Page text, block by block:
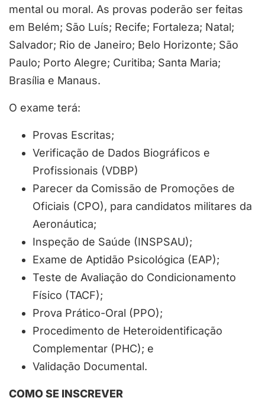
mental ou moral. As provas poderão ser feitas
em Belém; São Luís; Recife; Fortaleza; Natal;
Salvador; Rio de Janeiro; Belo Horizonte; São
Paulo; Porto Alegre; Curitiba; Santa Maria;
Brasília e Manaus.
O exame terá:
Provas Escritas;
Verificação de Dados Biográficos e
Profissionais (VDBP)
Parecer da Comissão de Promoções de
Oficiais (CPO), para candidatos militares da
Aeronáutica;
Inspeção de Saúde (INSPSAU);
Exame de Aptidão Psicológica (EAP);
Teste de Avaliação do Condicionamento
Físico (TACF);
Prova Prático-Oral (PPO);
Procedimento de Heteroidentificação
Complementar (PHC); e
Validação Documental.
COMO SE INSCREVER